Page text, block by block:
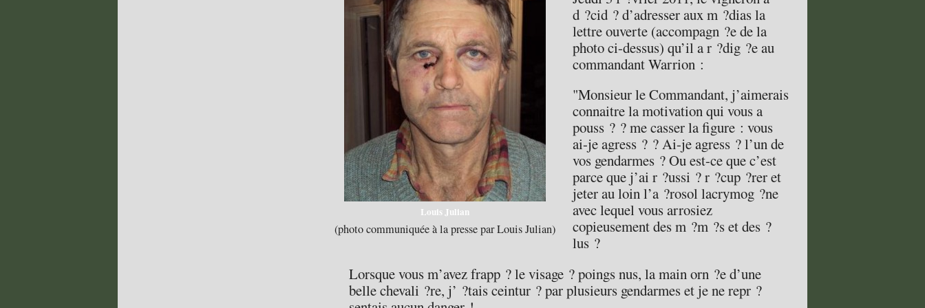
Louis Julian
(photo communiquée à la presse par Louis Julian)
d ?cid ? d’adresser aux m ?dias la
lettre ouverte (accompagn ?e de la
photo ci-dessus) qu’il a r ?dig ?e au
commandant Warrion :
"Monsieur le Commandant, j’aimerais
connaitre la motivation qui vous a
pouss ? ? me casser la figure : vous
ai-je agress ? ? Ai-je agress ? l’un de
vos gendarmes ? Ou est-ce que c’est
parce que j’ai r ?ussi ? r ?cup ?rer et
jeter au loin l’a ?rosol lacrymog ?ne
avec lequel vous arrosiez
copieusement des m ?m ?s et des ?
lus ?
Lorsque vous m’avez frapp ? le visage ? poings nus, la main orn ?e d’une
belle chevali ?re, j’ ?tais ceintur ? par plusieurs gendarmes et je ne repr ?